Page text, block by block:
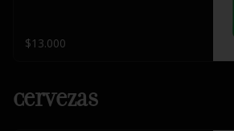
$13.000
Cervezas